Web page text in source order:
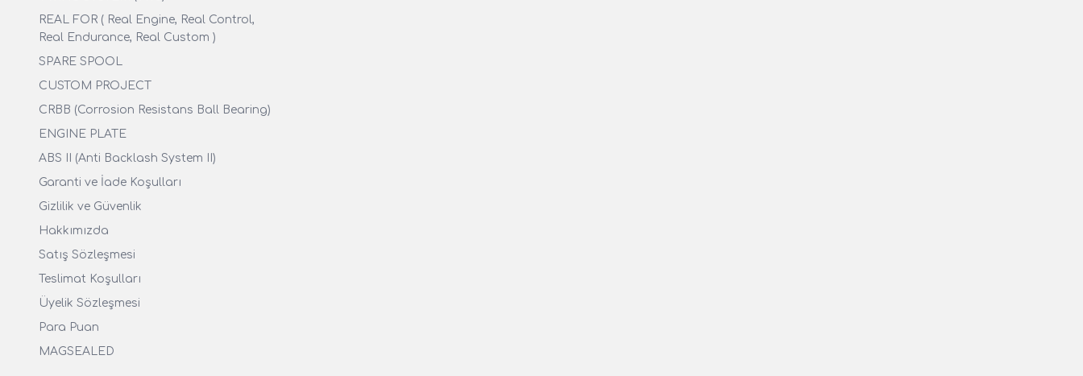
REAL FOR ( Real Engine, Real Control,
Real Endurance, Real Custom )
SPARE SPOOL
CUSTOM PROJECT
CRBB (Corrosion Resistans Ball Bearing)
ENGINE PLATE
ABS II (Anti Backlash System II)
Garanti ve İade Koşulları
Gizlilik ve Güvenlik
Hakkımızda
Satış Sözleşmesi
Teslimat Koşulları
Üyelik Sözleşmesi
Para Puan
MAGSEALED